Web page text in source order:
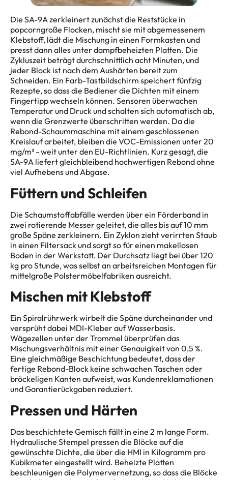
Die SA-9A zerkleinert zunächst die Reststücke in
popcorngroße Flocken, mischt sie mit abgemessenem
Klebstoff, lädt die Mischung in einen Formkasten und
presst dann alles unter dampfbeheizten Platten. Die
Zykluszeit beträgt durchschnittlich acht Minuten, und
jeder Block ist nach dem Aushärten bereit zum
Schneiden. Ein Farb-Tastbildschirm speichert fünfzig
Rezepte, so dass die Bediener die Dichten mit einem
Fingertipp wechseln können. Sensoren überwachen
Temperatur und Druck und schalten sich automatisch ab,
wenn die Grenzwerte überschritten werden. Da die
Rebond-Schaummaschine mit einem geschlossenen
Kreislauf arbeitet, bleiben die VOC-Emissionen unter 20
mg/m³ - weit unter den EU-Richtlinien. Kurz gesagt, die
SA-9A liefert gleichbleibend hochwertigen Rebond ohne
viel Aufhebens und Abgase.
Füttern und Schleifen
Die Schaumstoffabfälle werden über ein Förderband in
zwei rotierende Messer geleitet, die alles bis auf 10 mm
große Späne zerkleinern. Ein Zyklon zieht verirrten Staub
in einen Filtersack und sorgt so für einen makellosen
Boden in der Werkstatt. Der Durchsatz liegt bei über 120
kg pro Stunde, was selbst an arbeitsreichen Montagen für
mittelgroße Polstermöbelfabriken ausreicht.
Mischen mit Klebstoff
Ein Spiralrührwerk wirbelt die Späne durcheinander und
versprüht dabei MDI-Kleber auf Wasserbasis.
Wägezellen unter der Trommel überprüfen das
Mischungsverhältnis mit einer Genauigkeit von 0,5 %.
Eine gleichmäßige Beschichtung bedeutet, dass der
fertige Rebond-Block keine schwachen Taschen oder
bröckeligen Kanten aufweist, was Kundenreklamationen
und Garantierückgaben reduziert.
Pressen und Härten
Das beschichtete Gemisch fällt in eine 2 m lange Form.
Hydraulische Stempel pressen die Blöcke auf die
gewünschte Dichte, die über die HMI in Kilogramm pro
Kubikmeter eingestellt wird. Beheizte Platten
beschleunigen die Polymervernetzung, so dass die Blöcke